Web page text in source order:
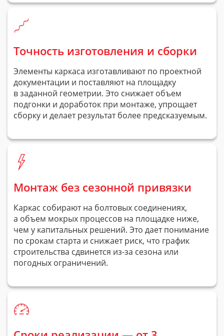
Точность изготовления и сборки
Элементы каркаса изготавливают по проектной
документации и поставляют на площадку
в заданной геометрии. Это снижает объем
подгонки и доработок при монтаже, упрощает
сборку и делает результат более предсказуемым.
Монтаж без сезонной привязки
Каркас собирают на болтовых соединениях,
а объем мокрых процессов на площадке ниже,
чем у капитальных решений. Это дает понимание
по срокам старта и снижает риск, что график
строительства сдвинется из-за сезона или
погодных ограничений.